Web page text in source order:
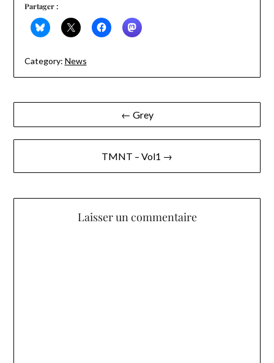
Partager :
Category: News
Navigation
de
← Grey
TMNT – Vol1 →
Laisser un commentaire